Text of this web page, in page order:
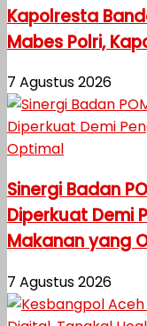
Kapolresta
Mabes Polri,
7 Agustus 2026
Sinergi Badan
Diperkuat Demi
Makanan yang
7 Agustus 2026